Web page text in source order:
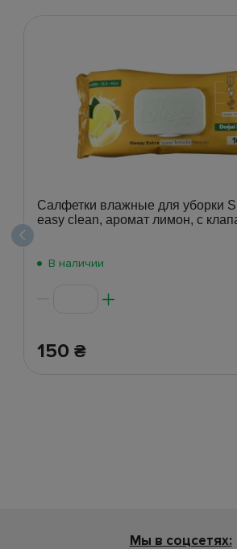
Салфетки влажные для уборки
easy clean, аромат лимон, с
В наличии
150 ₴
Мы в соцсетях: